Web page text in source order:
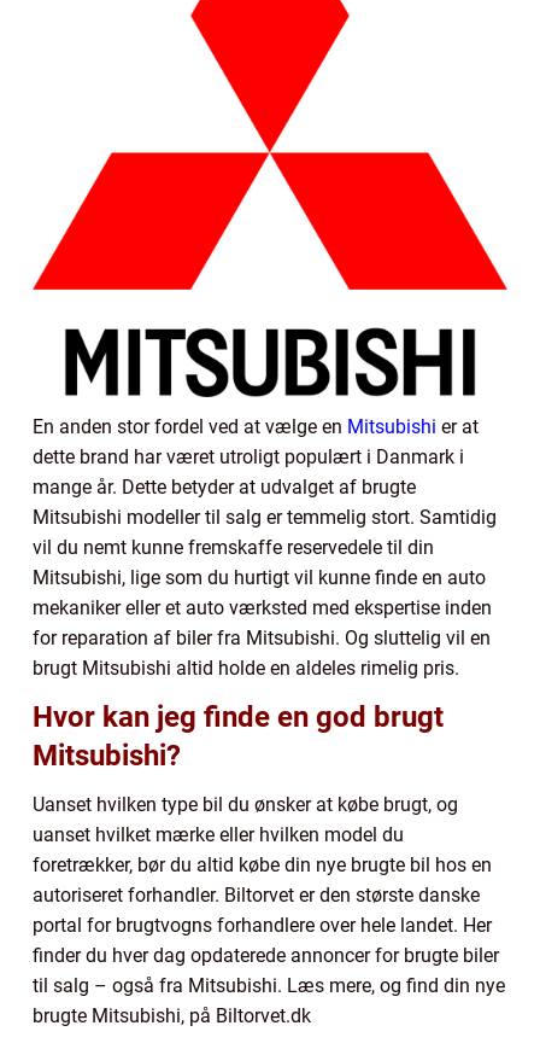
En anden stor fordel ved at vælge en Mitsubishi er at
dette brand har været utroligt populært i Danmark i
mange år. Dette betyder at udvalget af brugte
Mitsubishi modeller til salg er temmelig stort. Samtidig
vil du nemt kunne fremskaffe reservedele til din
Mitsubishi, lige som du hurtigt vil kunne finde en auto
mekaniker eller et auto værksted med ekspertise inden
for reparation af biler fra Mitsubishi. Og sluttelig vil en
brugt Mitsubishi altid holde en aldeles rimelig pris.
Hvor kan jeg finde en god brugt
Mitsubishi?
Uanset hvilken type bil du ønsker at købe brugt, og
uanset hvilket mærke eller hvilken model du
foretrækker, bør du altid købe din nye brugte bil hos en
autoriseret forhandler. Biltorvet er den største danske
portal for brugtvogns forhandlere over hele landet. Her
finder du hver dag opdaterede annoncer for brugte biler
til salg – også fra Mitsubishi. Læs mere, og find din nye
brugte Mitsubishi, på Biltorvet.dk